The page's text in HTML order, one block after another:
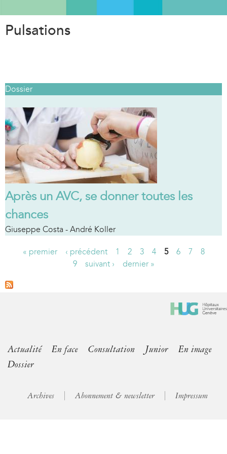
Pulsations
Dossier
Après un AVC, se donner toutes les
chances
Giuseppe Costa - André Koller
a
« premier ‹ précédent 1 2 3 4 5 6 7
8
9
suivant › dernier »
Actualité En face Consultation Junior
En image
Dossier
Archives Abonnement & newsletter Impressum